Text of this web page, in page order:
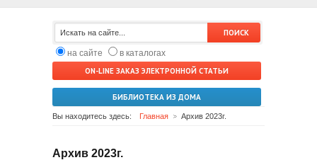
на сайте
в каталогах
ON-LINE ЗАКАЗ ЭЛЕКТРОННОЙ СТАТЬИ
БИБЛИОТЕКА ИЗ ДОМА
Вы находитесь здесь: Главная Архив 2023г.
Архив 2023г.